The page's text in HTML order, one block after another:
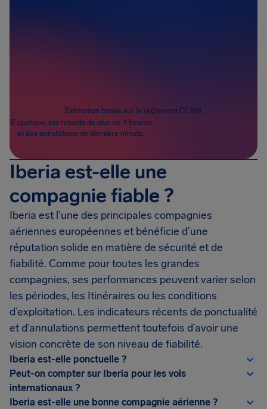
Estimation basée sur le règlement CE 261
S’applique aux retards de plus de 3 heures
et aux annulations de dernière minute.
Iberia est-elle une
compagnie fiable ?
Iberia est l’une des principales compagnies
aériennes européennes et bénéficie d’une
réputation solide en matière de sécurité et de
fiabilité. Comme pour toutes les grandes
compagnies, ses performances peuvent varier selon
les périodes, les Itinéraires ou les conditions
d’exploitation. Les indicateurs récents de ponctualité
et d’annulations permettent toutefois d’avoir une
vision concrète de son niveau de fiabilité.
Iberia est-elle ponctuelle ?
Peut-on compter sur Iberia pour les vols
internationaux ?
Iberia est-elle une bonne compagnie aérienne ?